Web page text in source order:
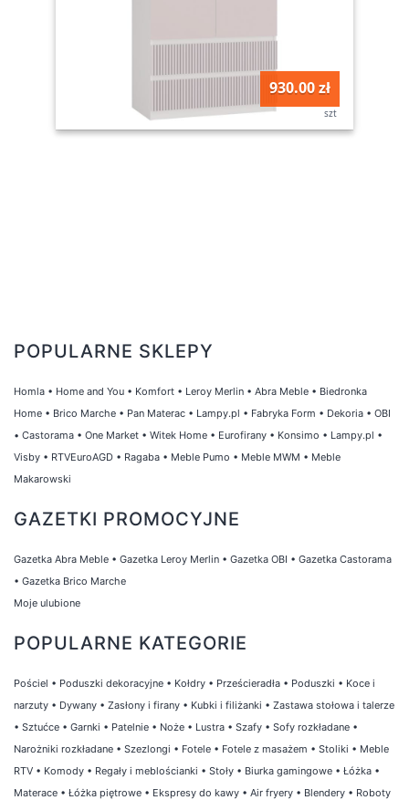
930.00 zł
szt
POPULARNE SKLEPY
Homla • Home and You • Komfort • Leroy Merlin • Abra Meble • Biedronka
Home • Brico Marche • Pan Materac • Lampy.pl • Fabryka Form • Dekoria • OBI
• Castorama • One Market • Witek Home • Eurofirany • Konsimo • Lampy.pl •
Visby • RTVEuroAGD • Ragaba • Meble Pumo • Meble MWM • Meble
Makarowski
GAZETKI PROMOCYJNE
Gazetka Abra Meble • Gazetka Leroy Merlin • Gazetka OBI • Gazetka Castorama
• Gazetka Brico Marche
Moje ulubione
POPULARNE KATEGORIE
Pościel • Poduszki dekoracyjne • Kołdry • Prześcieradła • Poduszki • Koce i
narzuty • Dywany • Zasłony i firany • Kubki i filiżanki • Zastawa stołowa i talerze
• Sztućce • Garnki • Patelnie • Noże • Lustra • Szafy • Sofy rozkładane •
Narożniki rozkładane • Szezlongi • Fotele • Fotele z masażem • Stoliki • Meble
RTV • Komody • Regały i meblościanki • Stoły • Biurka gamingowe • Łóżka •
Materace • Łóżka piętrowe • Ekspresy do kawy • Air fryery • Blendery • Roboty